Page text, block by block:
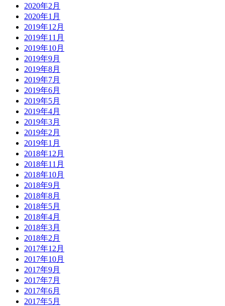
2020年2月
2020年1月
2019年12月
2019年11月
2019年10月
2019年9月
2019年8月
2019年7月
2019年6月
2019年5月
2019年4月
2019年3月
2019年2月
2019年1月
2018年12月
2018年11月
2018年10月
2018年9月
2018年8月
2018年5月
2018年4月
2018年3月
2018年2月
2017年12月
2017年10月
2017年9月
2017年7月
2017年6月
2017年5月